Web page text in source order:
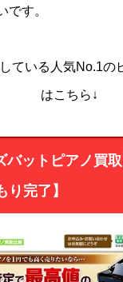
です。
ている人気No.1の
はこちら↓
バットピアノ買
り完了】